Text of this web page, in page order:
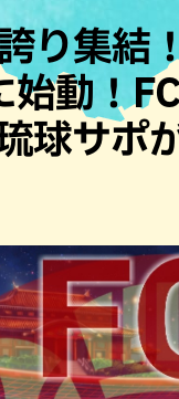
ステーキ・焼肉
その他の肉料理
ブッフェ・バイキ
り集結
動！
球サポ